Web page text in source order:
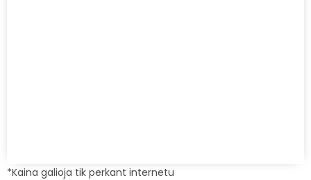
*Kaina galioja tik perkant internetu